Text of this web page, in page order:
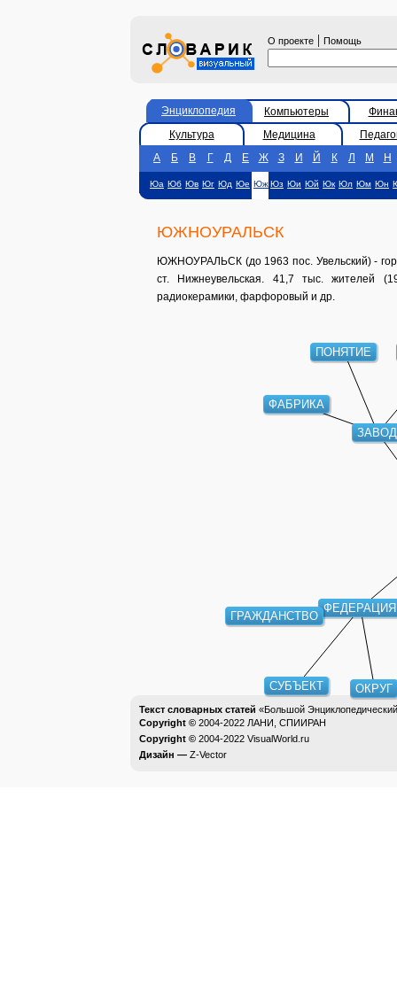
О проекте | Помощь
Энциклопедия Компьютеры
Культура
Медицина
А
Б В Г Д Е Ж З И Й К Л М Н
Юа Юб Юв Юг Юд Юе ЮжЮз Юи Юй Юк Юл Юм Юн
ЮЖНОУРАЛЬСК
ЮЖНОУРАЛЬСК (до 1963 пос. Увельский) -
ст. Нижнеувельская. 41,7 тыс. жителей
радиокерамики, фарфоровый и др.
ЗАВОД
ФЕДЕРАЦИЯ
ПОНЯТИЕ
ФАБРИКА
ГРАЖДАНСТВО
СУБЪЕКТ ОКРУГ
Текст словарных статей «Большой
Copyright © 2004-2022 ЛАНИ, СПИИРАН
Copyright © 2004-2022 VisualWorld.ru
Дизайн — Z-Vector